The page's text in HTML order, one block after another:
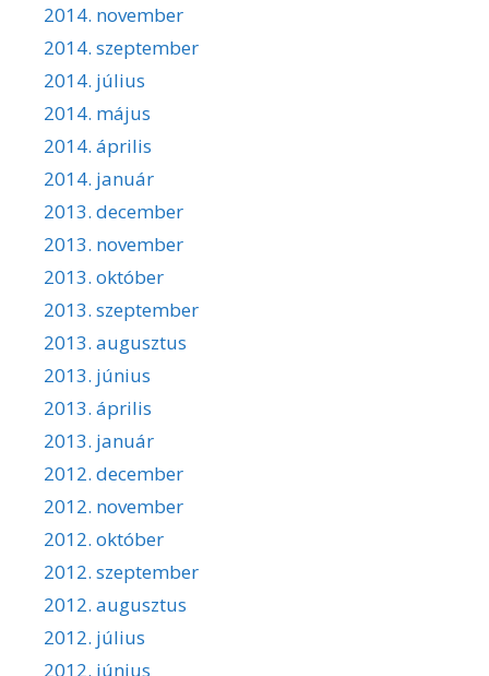
2014. november
2014. szeptember
2014. július
2014. május
2014. április
2014. január
2013. december
2013. november
2013. október
2013. szeptember
2013. augusztus
2013. június
2013. április
2013. január
2012. december
2012. november
2012. október
2012. szeptember
2012. augusztus
2012. július
2012. június